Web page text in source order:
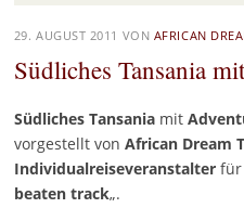
Zum
Inhalt
29. AUGUST 2011 VON AFRICAN
Südliches Tansania
Südliches Tansaniamit
vorgestellt von African Dream
Individualreiseveranstalterfür
beaten track„.